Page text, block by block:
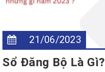
21/06/2023
Sổ Đăng Bộ Là